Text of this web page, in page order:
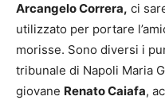
Arcangelo Correra, ci
utilizzato per portare
morisse. Sono diversi i
tribunale di Napoli Maria
giovane Renato Caiafa,